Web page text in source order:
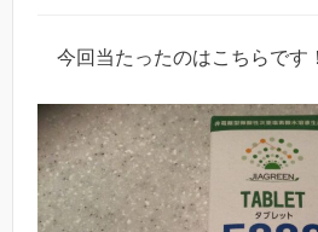
今回当たったのはこちらです！